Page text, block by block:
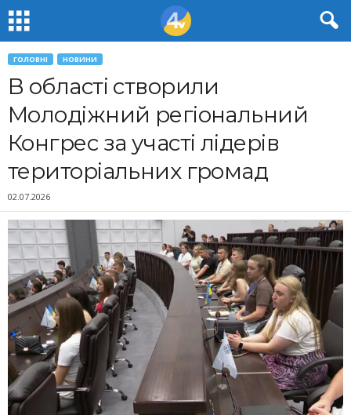
ГОЛОВНІ НОВИНИ
В області створили
Молодіжний регіональний
Конгрес за участі лідерів
територіальних громад
02.07.2026